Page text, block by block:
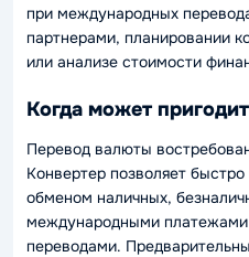
при международных
партнерами, планировании
или анализе стоимости
Когда может
Перевод валюты
Конвертер позволяет
обменом наличных,
международными
переводами.